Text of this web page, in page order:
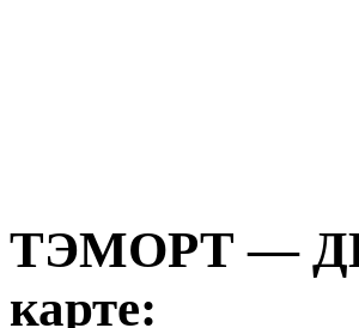
ТЭМОРТ —
карте: